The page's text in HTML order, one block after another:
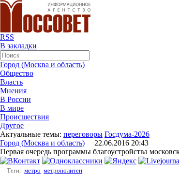
RSS
В закладки
Город (Москва и область)
Общество
Власть
Мнения
В России
В мире
Происшествия
Другое
Актуальные темы: переговоры Госдума-2026
Город (Москва и область) 22.06.2016 20:43
Первая очередь программы благоустройства
Теги: метро метрополитен